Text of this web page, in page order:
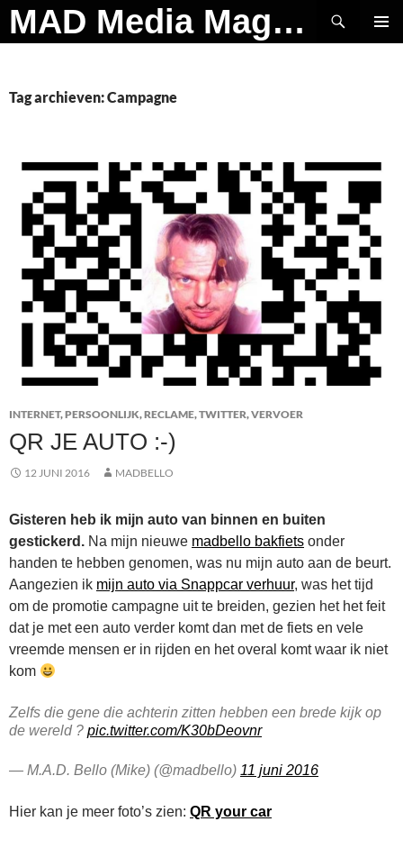
Ga
naar
MAD Media Magazine
Zoeken
Tag archieven: Campagne
INTERNET,PERSOONLIJK,RECLAME,TWITTER,VERVOER
QR JE AUTO :-)
12 JUNI 2016 MADBELLO
Gisteren heb ik mijn auto van binnen en buiten
gestickerd. Na mijn nieuwe madbello bakfiets onder
handen te hebben genomen, was nu mijn auto aan de beurt.
Aangezien ik mijn auto via Snappcar verhuur, was het tijd
om de promotie campagne uit te breiden, gezien het het feit
dat je met een auto verder komt dan met de fiets en vele
vreemde mensen er in rijden en het overal komt waar ik niet
kom
Zelfs die gene die achterin zitten hebben een brede kijk op
de wereld ? pic.twitter.com/K30bDeovnr
— M.A.D. Bello (Mike) (@madbello) 11 juni 2016
Hier kan je meer foto’s zien: QR your car